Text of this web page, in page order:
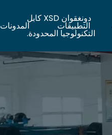
دونغقوان XSD كابل
التكنولوجيا المحدودة.
التطبيقات المدونات